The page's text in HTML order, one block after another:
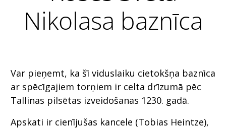
Nikolasa baznīca
Var pieņemt, ka šī viduslaiku cietokšņa baznīca
ar spēcīgajiem torņiem ir celta drīzumā pēc
Tallinas pilsētas izveidošanas 1230. gadā.
Apskati ir cienījušas kancele (Tobias Heintze),